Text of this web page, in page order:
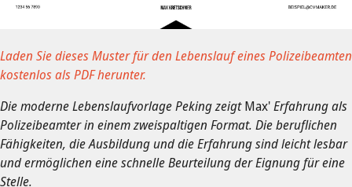
Laden Sie dieses Muster für den Lebenslauf eines Polizeibeamten
kostenlos als PDF herunter.
Die moderne Lebenslaufvorlage Peking zeigtMax'Erfahrung als
Polizeibeamter in einem zweispaltigen Format. Die beruflichen
Fähigkeiten, die Ausbildung und die Erfahrung sind leicht lesbar
und ermöglichen eine schnelle Beurteilung der Eignung für eine
Stelle.